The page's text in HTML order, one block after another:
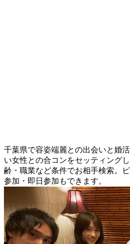
千葉県で容姿端麗との出会いと婚
い女性との合コンをセッティング
齢・職業など条件でお相手検索。
参加・即日参加もできます。